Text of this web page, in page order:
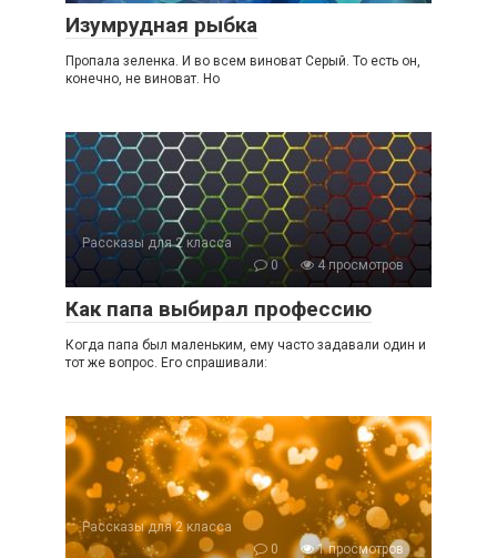
Изумрудная рыбка
Пропала зеленка. И во всем виноват Серый. То есть он,
конечно, не виноват. Но
Рассказы для 2 класса
0
4 просмотров
Как папа выбирал профессию
Когда папа был маленьким, ему часто задавали один и
тот же вопрос. Его спрашивали:
Рассказы для 2 класса
0
1 просмотров